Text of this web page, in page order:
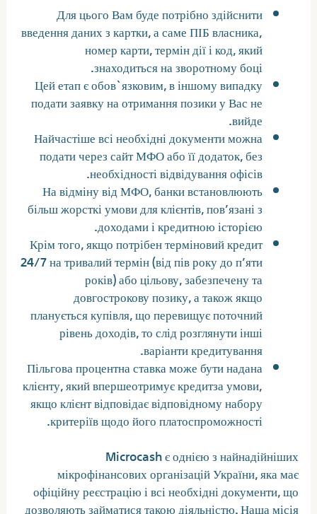
Для цього Вам буде потрібно здійснити
введення даних з картки, а саме ПІБ власника,
номер карти, термін дії і код, який
знаходиться на зворотному боці.
Цей етап є обов`язковим, в іншому випадку
подати заявку на отримання позики у Вас не
вийде.
Найчастіше всі необхідні документи можна
подати через сайт МФО або її додаток, без
необхідності відвідування офісів.
На відміну від МФО, банки встановлюють
більш жорсткі умови для клієнтів, пов’язані з
доходами і кредитною історією.
Крім того, якщо потрібен терміновий кредит
24/7 на тривалий термін (від пів року до п’яти
років) або цільову, забезпечену та
довгострокову позику, а також якщо
планується купівля, що перевищує поточний
рівень доходів, то слід розглянути інші
варіанти кредитування.
Пільгова процентна ставка може бути надана
клієнту, який впершеотримує кредитза умови,
якщо клієнт відповідає відповідному набору
критеріїв щодо його платоспроможності.
Microcash є однією з найнадійніших
мікрофінансових організацій України, яка має
офіційну реєстрацію і всі необхідні документи, що
дозволяють займатися такою діяльністю. Наша місія